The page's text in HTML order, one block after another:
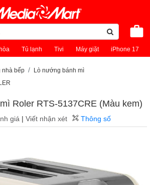
Tủ lạnh Tivi Máy giặt iPhone 17
nhà bếp
Lò nướng bánh mì
Roler RTS-5137CRE (Màu kem)
giá | Viết nhận xét Thông số